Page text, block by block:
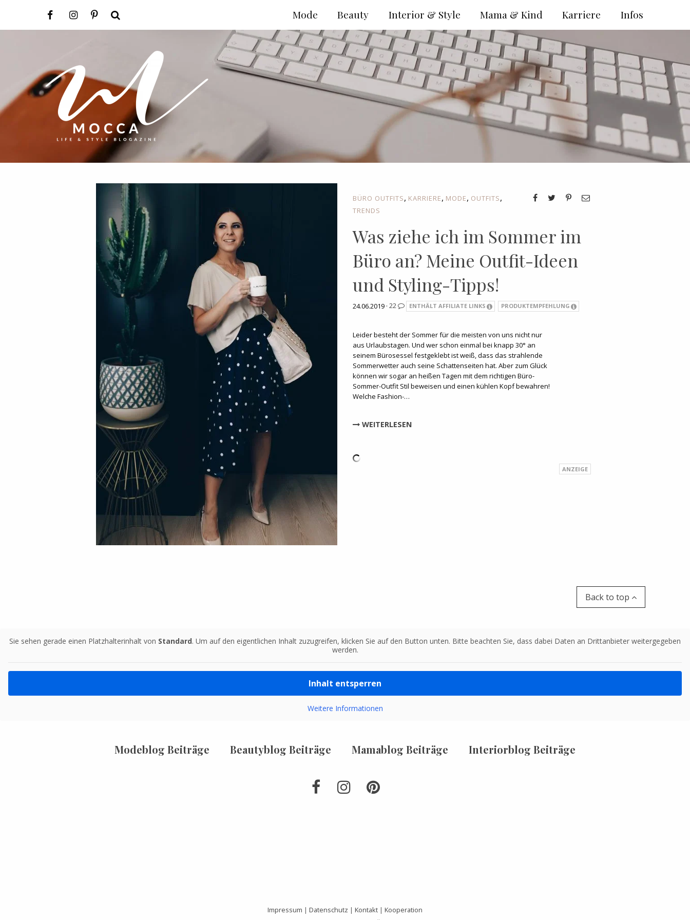
BÜRO OUTFITS, KARRIERE, MODE, OUTFITS,
TRENDS
Was ziehe ich im Sommer im
Büro an? Meine Outfit-Ideen
und Styling-Tipps!
24.06.2019 · 22 ENTHÄLT AFFILIATE LINKS PRODUKTEMPFEHLUNG
Leider besteht der Sommer für die meisten von uns nicht nur
aus Urlaubstagen. Und wer schon einmal bei knapp 30° an
seinem Bürosessel festgeklebt ist weiß, dass das strahlende
Sommerwetter auch seine Schattenseiten hat. Aber zum Glück
können wir sogar an heißen Tagen mit dem richtigen Büro-
Sommer-Outfit Stil beweisen und einen kühlen Kopf bewahren!
Welche Fashion-…
WEITERLESEN
Back to top
Sie sehen gerade einen Platzhalterinhalt von Standard. Um auf den eigentlichen Inhalt zuzugreifen, klicken Sie auf den Button unten. Bitte beachten Sie, dass dabei Daten an Drittanbieter weitergegeben
werden.
Inhalt entsperren
Weitere Informationen
Modeblog Beiträge Beautyblog Beiträge Mamablog Beiträge Interiorblog Beiträge
Impressum | Datenschutz | Kontakt | Kooperation
Infos
Karriere
Mama & Kind
Interior & Style
Beauty
Mode